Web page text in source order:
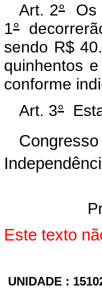
Art. 2° Os
1°
sendo R$
quinhentos
conforme
Art. 3°
Este texto
UNIDADE :